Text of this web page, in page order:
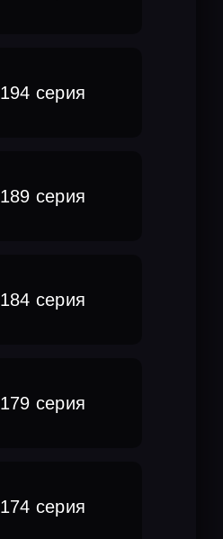
194 серия
189 серия
184 серия
179 серия
174 серия